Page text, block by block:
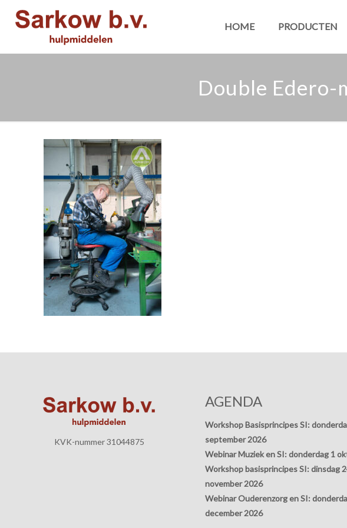
HOME PRODUCTEN
Double Edero-
KVK-nummer 31044875
AGENDA
Workshop Basisprincipes SI:
september 2026
Webinar Muziek en SI: donderdag 1
Workshop basisprincipes SI: dinsdag
november 2026
Webinar Ouderenzorg en SI:
december 2026